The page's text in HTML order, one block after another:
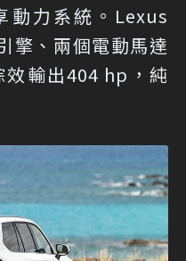
動力系統。Lexus
擎、兩個電動馬達
輸出404 hp，純